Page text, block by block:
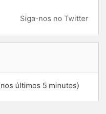
Siga-nos no Twitter
últimos 5 minutos)